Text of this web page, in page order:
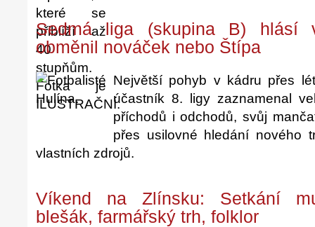
Sedmá liga (skupina B) hlásí
obměnil nováček nebo Štípa
Největší pohyb v kádru přes
účastník 8. ligy zaznamenal
příchodů i odchodů, svůj
přes usilovné hledání nového
vlastních zdrojů.
Víkend na Zlínsku: Setkání
blešák, farmářský trh, folklor